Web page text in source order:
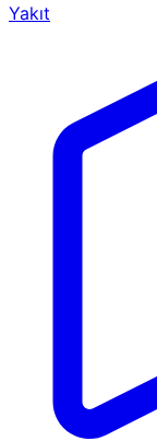
Yakıt